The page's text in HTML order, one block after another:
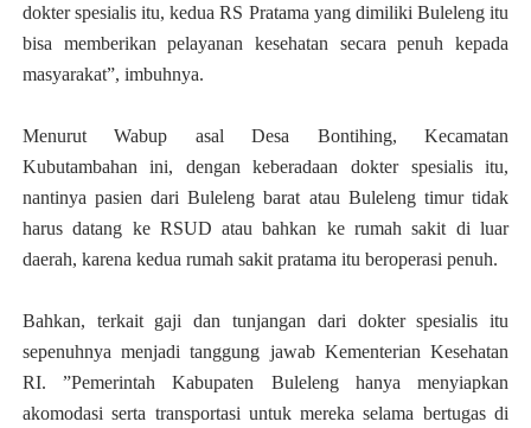
dokter spesialis itu, kedua RS Pratama yang dimiliki Buleleng itu
bisa memberikan pelayanan kesehatan secara penuh kepada
masyarakat”, imbuhnya.
Menurut Wabup asal Desa Bontihing, Kecamatan
Kubutambahan ini, dengan keberadaan dokter spesialis itu,
nantinya pasien dari Buleleng barat atau Buleleng timur tidak
harus datang ke RSUD atau bahkan ke rumah sakit di luar
daerah, karena kedua rumah sakit pratama itu beroperasi penuh.
Bahkan, terkait gaji dan tunjangan dari dokter spesialis itu
sepenuhnya menjadi tanggung jawab Kementerian Kesehatan
RI. ”Pemerintah Kabupaten Buleleng hanya menyiapkan
akomodasi serta transportasi untuk mereka selama bertugas di